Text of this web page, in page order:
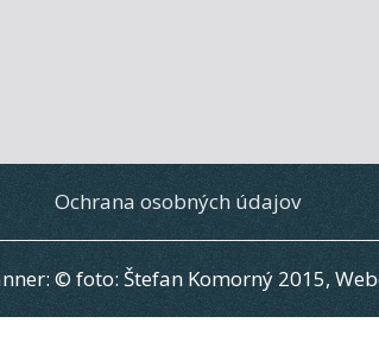
Ochrana osobných údajov
© foto: Štefan Komorný 2015,